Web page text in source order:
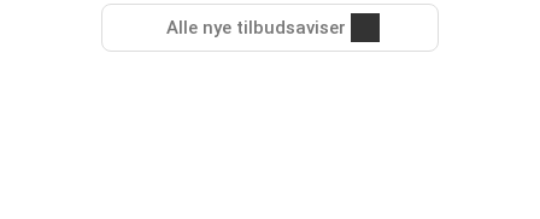
Alle nye tilbudsaviser